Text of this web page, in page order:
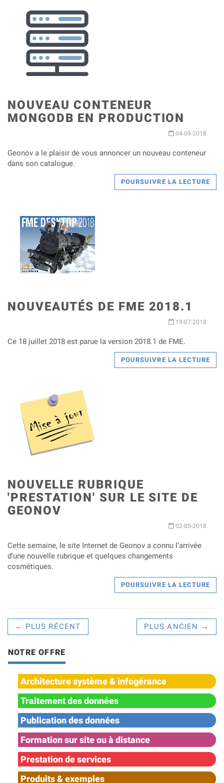
NOUVEAU CONTENEUR
MONGODB EN PRODUCTION
04-09-2018
Geonov a le plaisir de vous annoncer un nouveau conteneur
dans son catalogue.
POURSUIVRE LA LECTURE
NOUVEAUTÉS DE FME 2018.1
19-07-2018
Ce 18 juillet 2018 est parue la version 2018.1 de FME.
POURSUIVRE LA LECTURE
NOUVELLE RUBRIQUE
'PRESTATION' SUR LE SITE DE
GEONOV
02-05-2018
Cette semaine, le site Internet de Geonov a connu l’arrivée
d’une nouvelle rubrique et quelques changements
cosmétiques.
POURSUIVRE LA LECTURE
← PLUS RÉCENT PLUS ANCIEN →
NOTRE OFFRE
Architecture système & infogérance
Traitement des données
Publication des données
Formation sur site ou à distance
Prestation de services
Produits & exemples